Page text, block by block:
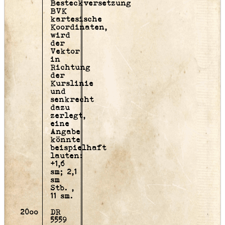
Besteckversetzung
BVK
kartesische
Koordinaten,
wird
der
Vektor
in
Richtung
der
Kurslinie
und
senkrecht
dazu
zerlegt,
eine
Angabe
könnte
beispielhaft
lauten:
+1,6
sm; 2,1
sm
Stb. ,
11 sm.
20oo
DR
5559